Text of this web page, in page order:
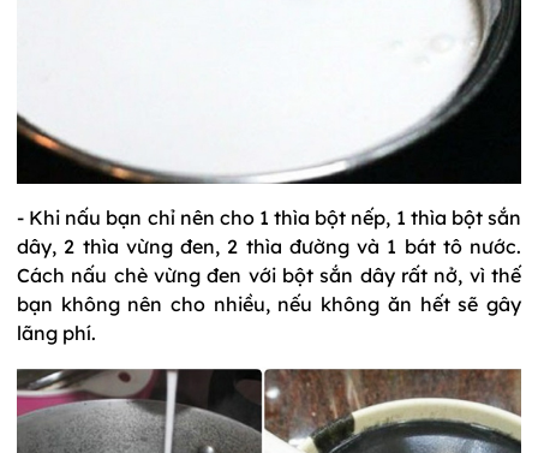
- Khi nấu bạn chỉ nên cho 1 thìa bột nếp, 1 thìa bột sắn
dây, 2 thìa vừng đen, 2 thìa đường và 1 bát tô nước.
Cách nấu chè vừng đen với bột sắn dây rất nở, vì thế
bạn không nên cho nhiều, nếu không ăn hết sẽ gây
lãng phí.